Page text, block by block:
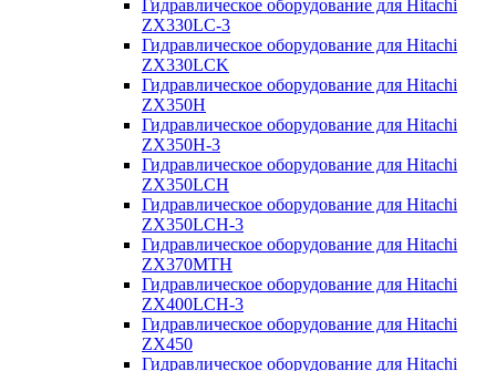
Гидравлическое оборудование для Hitachi
ZX330LC-3
Гидравлическое оборудование для Hitachi
ZX330LCK
Гидравлическое оборудование для Hitachi
ZX350H
Гидравлическое оборудование для Hitachi
ZX350H-3
Гидравлическое оборудование для Hitachi
ZX350LCH
Гидравлическое оборудование для Hitachi
ZX350LCH-3
Гидравлическое оборудование для Hitachi
ZX370MTH
Гидравлическое оборудование для Hitachi
ZX400LCH-3
Гидравлическое оборудование для Hitachi
ZX450
Гидравлическое оборудование для Hitachi